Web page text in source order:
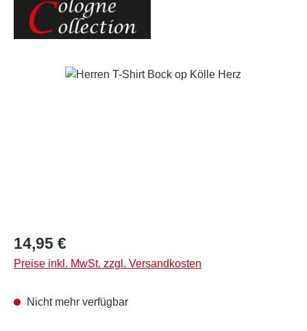
Bildergalerie überspringen
Regulärer Preis:
14,95 €
Preise inkl. MwSt. zzgl. Versandkosten
Nicht mehr verfügbar